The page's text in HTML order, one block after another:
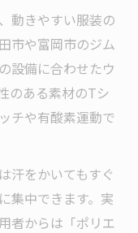
動きやすい服装の
市や富岡市のジム
設備に合わせたウ
のある素材のTシ
チや有酸素運動で
汗をかいてもすぐ
集中できます。実
者からは「ポリエ